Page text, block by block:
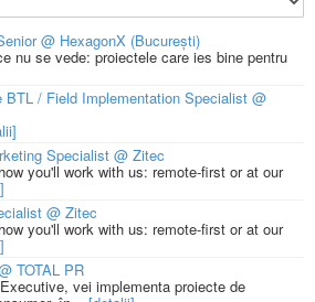
@ HexagonX (București)
nu se vede: proiectele care ies bine pentru
/ Field Implementation Specialist @
Specialist @ Zitec
you'll work with us: remote-first or at our
@ Zitec
you'll work with us: remote-first or at our
TOTAL PR
vei implementa proiecte de